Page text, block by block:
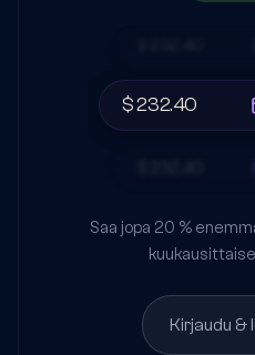
$ 232.40
Saa jopa 20 %
Kirjaudu &